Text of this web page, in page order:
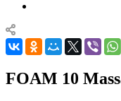
FOAM 10